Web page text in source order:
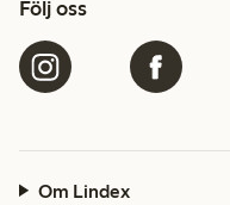
Följ oss
Om Lindex